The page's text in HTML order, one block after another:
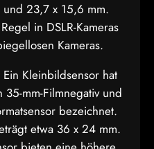
23,7 x 15,6 mm.
in DSLR-Kameras
Kameras.
Ein Kleinbildsensor hat
mm-Filmnegativ und
bezeichnet.
etwa 36 x 24 mm.